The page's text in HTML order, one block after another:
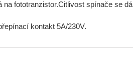
fototranzistor.Citlivost spínače se dá
kontakt 5A/230V.